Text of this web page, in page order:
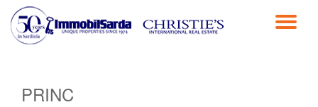
Passa
PRINC